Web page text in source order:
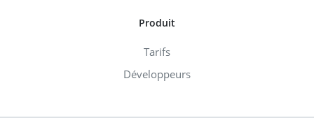
Produit
Tarifs
Développeurs